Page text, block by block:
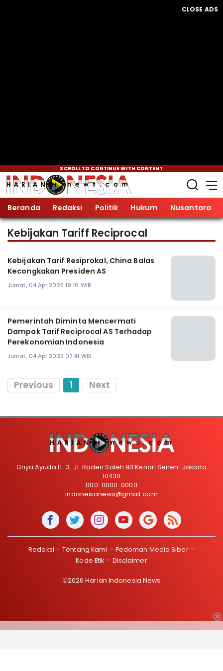
CLOSE ADS
SCROLL TO CONTINUE WITH CONTENT
Beranda Redaksi Politik Hukum Nusantara
Kebijakan Tariff Reciprocal
Kebijakan Tarif Resiprokal, China Balas
Kecongkakan Presiden AS
Jumat, 04 Apr 2025 19:16 WIB
Pemerintah Diminta Mencermati
Dampak Tarif Reciprocal AS Terhadap
Perekonomian Indonesia
Jumat, 04 Apr 2025 07:41 WIB
Previous 1 Next
Griya Ayuda Lt. 3, Jl. Raden Saleh 9B Kenari Senen-Jakarta
10430
000-0000-0000
indonesianews@gmail.com
Redaksi Tentang Kami
Pedoman Media Siber
Kode Etik
Disclaimer
©2026 Harian Indonesia News